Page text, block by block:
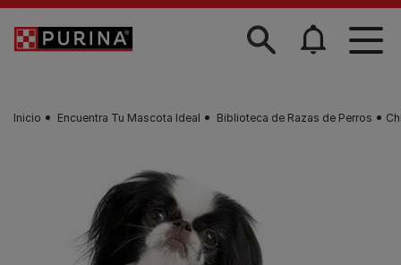
Skip to main content
Inicio Encuentra Tu Mascota Ideal Biblioteca de Razas de Perros